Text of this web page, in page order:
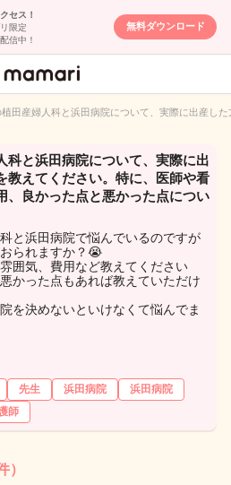
セス！
限定
信中！
無料ダウンロード
専用匿名QA
田産婦人科と浜田病院について、実際に出産し
科と浜田病院について、実際に出
教えてください。特に、医師や看
、良かった点と悪かった点につい
と浜田病院で悩んでいるのですが
られますか？😭
囲気、費用など教えてください
かった点もあれば教えていただけ
を決めないといけなくて悩んでま
先生 浜田病院
浜田病院
師
）